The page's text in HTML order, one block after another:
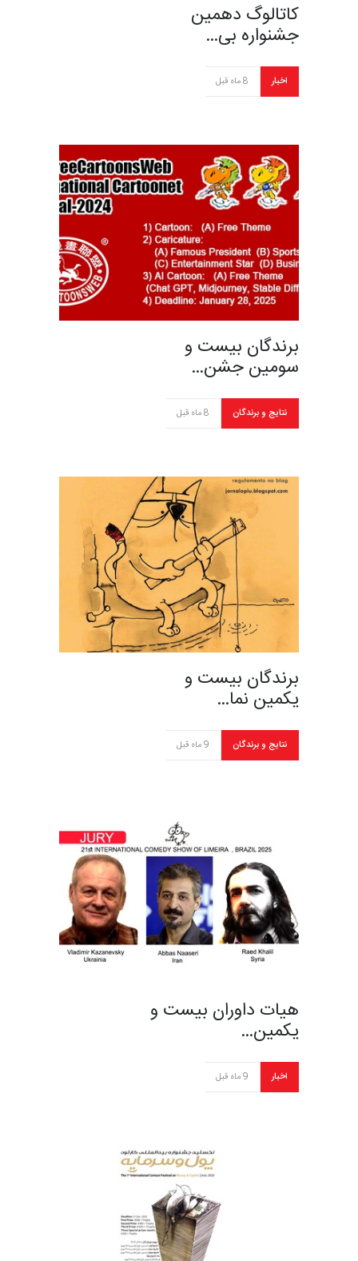
کاتالوگ دهمین
جشنواره بی…
اخبار 8 ماه قبل
برندگان بیست و
سومین جشن…
نتایج و برندگان 8 ماه قبل
برندگان بیست و
یکمین نما…
نتایج و برندگان 9 ماه قبل
هیات داوران بیست و
یکمین…
اخبار 9 ماه قبل